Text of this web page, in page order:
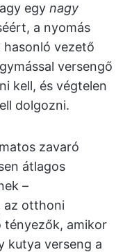
egy nagy
a nyomás
hasonló vezető
versengő
kell, és végtelen
dolgozni.
zavaró
átlagos
–
az otthoni
tényezők, amikor
kutya verseng a